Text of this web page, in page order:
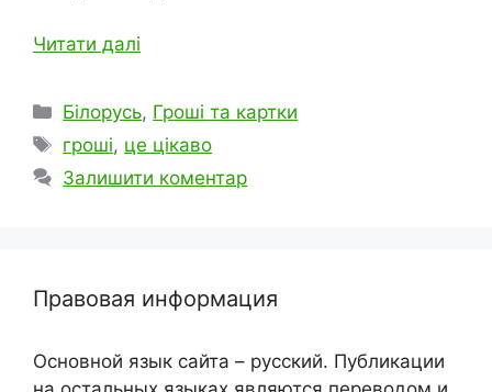
Читати далі
Категорії
Білорусь, Гроші та картки
Позначки
гроші, це цікаво
Залишити коментар
Правовая информация
Основной язык сайта – русский. Публикации